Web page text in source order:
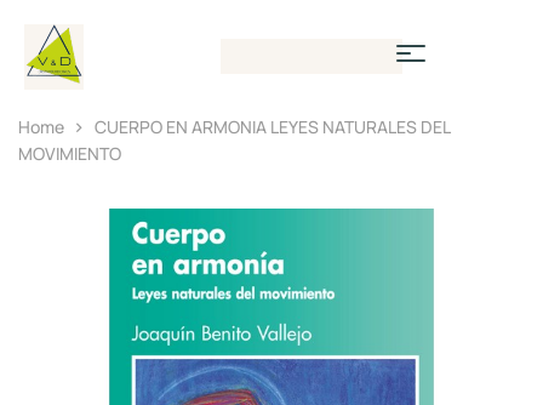
Home
CUERPO EN ARMONIA LEYES NATURALES DEL
MOVIMIENTO